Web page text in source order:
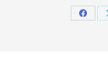
Share